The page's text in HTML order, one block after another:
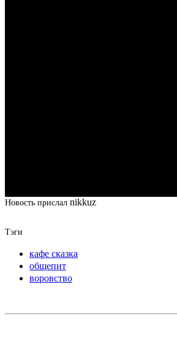
Новость прислал nikkuz
Тэги
кафе сказка
общепит
воровство